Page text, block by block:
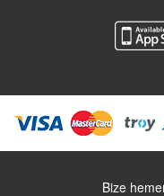
Bize